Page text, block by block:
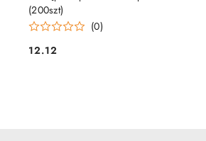
(200szt)
(0)
Cena:
12.12